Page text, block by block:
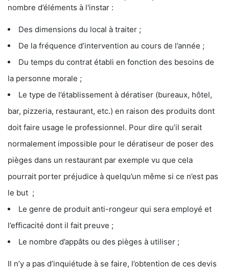
nombre d’éléments à l'instar :
Des dimensions du local à traiter ;
De la fréquence d’intervention au cours de l’année ;
Du temps du contrat établi en fonction des besoins de
la personne morale ;
Le type de l’établissement à dératiser (bureaux, hôtel,
bar, pizzeria, restaurant, etc.) en raison des produits dont
doit faire usage le professionnel. Pour dire qu’il serait
normalement impossible pour le dératiseur de poser des
pièges dans un restaurant par exemple vu que cela
pourrait porter préjudice à quelqu’un même si ce n’est pas
le but ;
Le genre de produit anti-rongeur qui sera employé et
l’efficacité dont il fait preuve ;
Le nombre d’appâts ou des pièges à utiliser ;
Il n’y a pas d’inquiétude à se faire, l’obtention de ces devis